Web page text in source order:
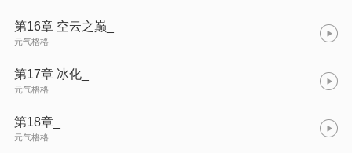
第16章 空云之巅_
元气格格
第17章 冰化_
元气格格
第18章_
元气格格